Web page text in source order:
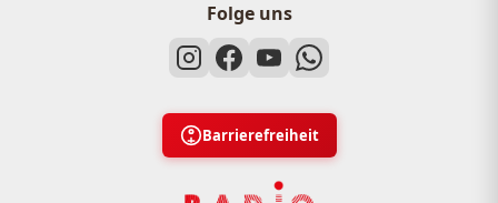
Folge uns
Barrierefreiheit